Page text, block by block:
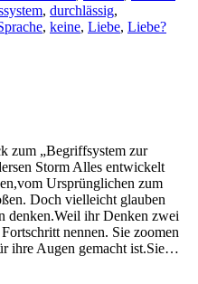
, durchlässig,
, keine, Liebe, Liebe?
zum „Begriffsystem zur
Storm Alles entwickelt
Ursprünglichen zum
Doch vielleicht glauben
denken.Weil ihr Denken zwei
nennen. Sie zoomen
ihre Augen gemacht ist.Sie…